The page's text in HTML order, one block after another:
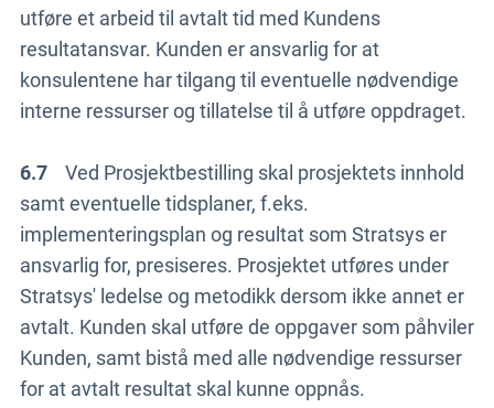
utføre et arbeid til avtalt tid med Kundens
resultatansvar. Kunden er ansvarlig for at
konsulentene har tilgang til eventuelle nødvendige
interne ressurser og tillatelse til å utføre oppdraget.
6.7
Ved Prosjektbestilling skal prosjektets innhold
samt eventuelle tidsplaner, f.eks.
implementeringsplan og resultat som Stratsys er
ansvarlig for, presiseres. Prosjektet utføres under
Stratsys' ledelse og metodikk dersom ikke annet er
avtalt. Kunden skal utføre de oppgaver som påhviler
Kunden, samt bistå med alle nødvendige ressurser
for at avtalt resultat skal kunne oppnås.